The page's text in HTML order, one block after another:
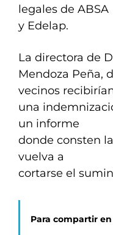
legales de ABSA
y Edelap.
La directora de
Mendoza Peña,
vecinos
una
un informe
donde consten
vuelva a
cortarse el
Para compartir